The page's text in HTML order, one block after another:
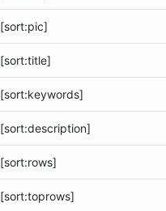
[sort:pic]
[sort:title]
[sort:keywords]
[sort:description]
[sort:rows]
[sort:toprows]